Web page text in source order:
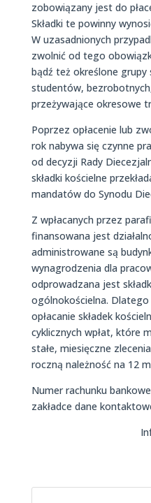
zobowiązany jest do
Składki te powinny
W uzasadnionych
zwolnić od tego
bądź też określone grupy
studentów,
przeżywające okresowe
Poprzez opłacenie lub
rok nabywa się czynne
od decyzji Rady
składki kościelne
mandatów do Synodu
Z wpłacanych przez
finansowana jest
administrowane są
wynagrodzenia dla
odprowadzana jest
ogólnokościelna.
opłacanie składek
cyklicznych wpłat, które
stałe, miesięczne
roczną należność na 12
Numer rachunku
zakładce dane